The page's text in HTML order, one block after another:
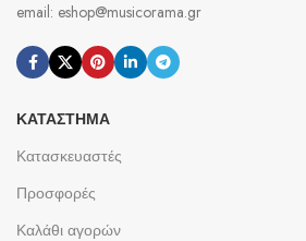
email: eshop@musicorama.gr
ΚΑΤΆΣΤΗΜΑ
Κατασκευαστές
Προσφορές
Καλάθι αγορών